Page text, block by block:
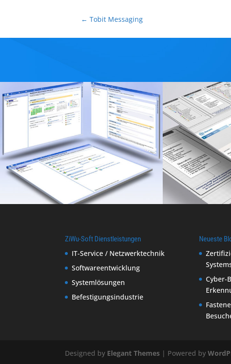
← Tobit Messaging
ZiWu-Soft Dienstleistungen
IT-Service / Netzwerktechnik
Softwareentwicklung
Systemlösungen
Befestigungsindustrie
Neueste
Cyber-
Designed by Elegant Themes | Powered by